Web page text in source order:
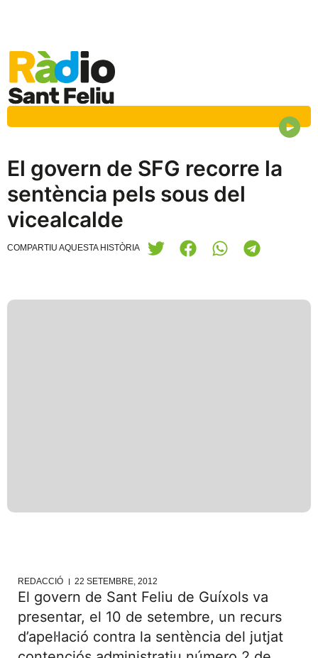
El govern de SFG recorre la
sentència pels sous del
vicealcalde
COMPARTIU AQUESTA HISTÒRIA
REDACCIÓ 22 SETEMBRE, 2012
El govern de Sant Feliu de Guíxols va
presentar, el 10 de setembre, un recurs
d’apel·lació contra la sentència del jutjat